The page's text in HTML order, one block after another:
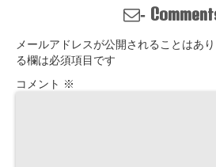
関係改善方法
はここにある
-
メールアドレスが公開されることはあり
る欄は必須項目です
コメント ※